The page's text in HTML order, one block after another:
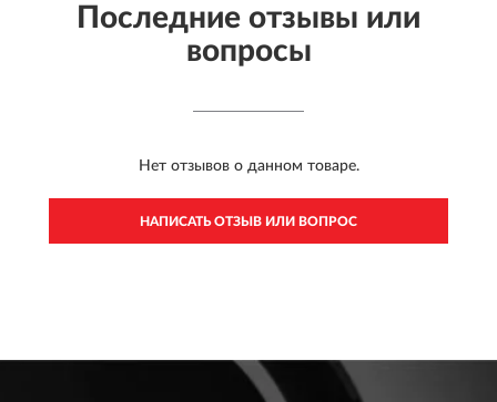
Последние отзывы или
вопросы
Нет отзывов о данном товаре.
НАПИСАТЬ ОТЗЫВ ИЛИ ВОПРОС